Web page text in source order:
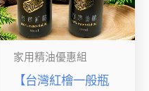
家用精油優惠組
【台灣紅檜一般瓶